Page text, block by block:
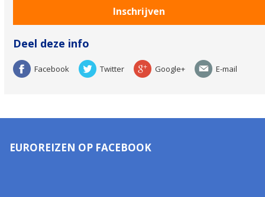
Deel deze info
Facebook Twitter Google+ E-mail
EUROREIZEN OP FACEBOOK